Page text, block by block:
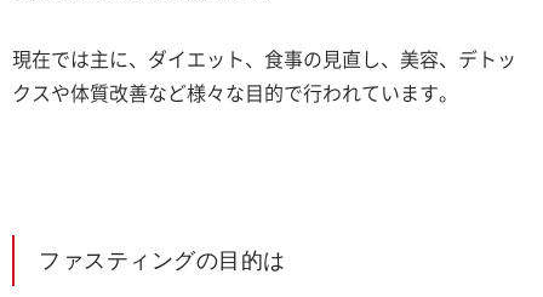
現在では主に、ダイエット、食事の見直し、美容、デトッ
クスや体質改善など様々な目的で行われています。
ファスティングの目的は